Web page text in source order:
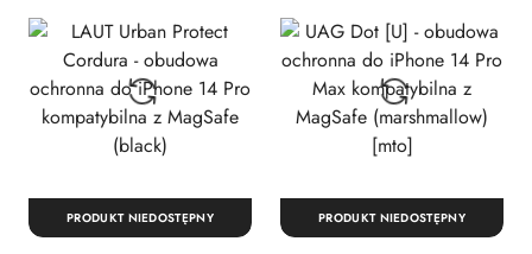
PRODUKT NIEDOSTĘPNY PRODUKT NIEDOSTĘPNY